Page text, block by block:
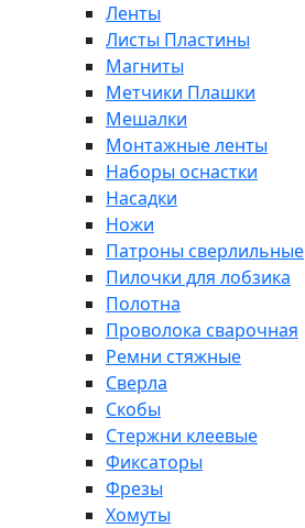
Ленты
Листы Пластины
Магниты
Метчики Плашки
Мешалки
Монтажные ленты
Наборы оснастки
Насадки
Ножи
Патроны сверлильные
Пилочки для лобзика
Полотна
Проволока сварочная
Ремни стяжные
Сверла
Скобы
Стержни клеевые
Фиксаторы
Фрезы
Хомуты